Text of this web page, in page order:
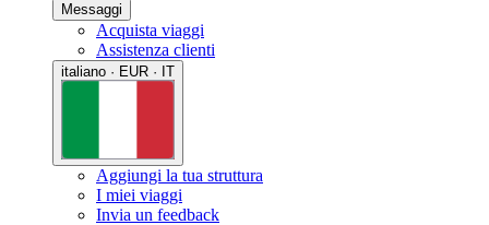
Messaggi
Acquista viaggi
Assistenza clienti
italiano · EUR · IT
Aggiungi la tua struttura
I miei viaggi
Invia un feedback